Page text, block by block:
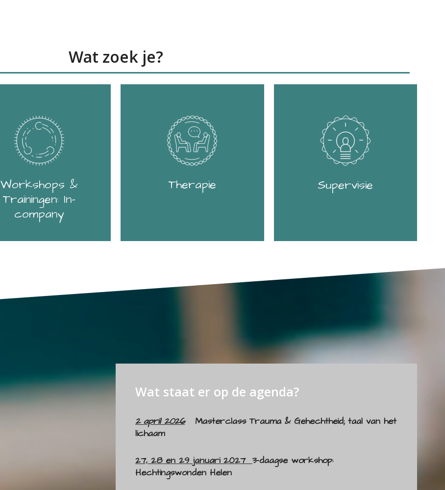
Wat zoek je?
Workshops &
Trainingen: In-
company
Therapie Supervisie
Wat staat er op de agenda?
2 april 2026 MasterclassTrauma & Gehechtheid; taal van het
lichaam
27, 28 en 29 januari 2027 3-daagse workshop:
Hechtingswonden Helen